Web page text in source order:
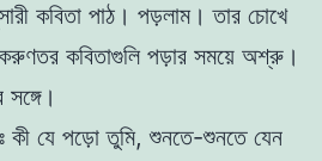
কবিতা পাঠ। পড়লাম। তার চোখে
কবিতাগুলি পড়ার সময়ে অশ্রু।
কী যে পড়ো তুমি, শুনতে-শুনতে যেন